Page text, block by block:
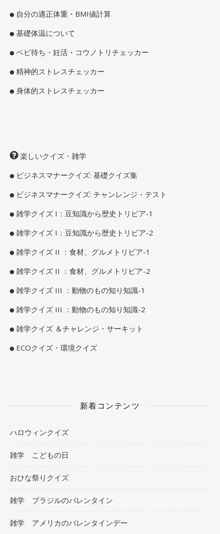
自分の適正体重・BMI値計算
基礎体温について
ベビ待ち・妊活・コウノトリチェッカー
精神的ストレスチェッカー
身体的ストレスチェッカー
楽しいクイズ・雑学
ビジネスマナークイズ: 基礎クイズ集
ビジネスマナークイズ: チャンレンジ・テスト
雑学クイズ I：豆知識から歴史トリビア-1
雑学クイズ I：豆知識から歴史トリビア-2
雑学クイズ II ：食材、グルメトリビア-1
雑学クイズ II ：食材、グルメトリビア-2
雑学クイズ III ：動物のもの知り知識-1
雑学クイズ III ：動物のもの知り知識-2
雑学クイズ ＆チャレンジ・サーキット
ECOクイズ・環境クイズ
新着コンテンツ
ハロウィンクイズ
雑学 こどもの日
おひな祭りクイズ
雑学 ブラジルのバレンタイン
雑学 アメリカのバレンタインデー